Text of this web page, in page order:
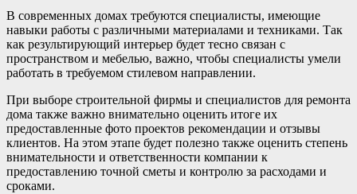
В современных домах требуются специалисты, имеющие
навыки работы с различными материалами и техниками. Так
как результирующий интерьер будет тесно связан с
пространством и мебелью, важно, чтобы специалисты умели
работать в требуемом стилевом направлении.
При выборе строительной фирмы и специалистов для ремонта
дома также важно внимательно оценить итоге их
предоставленные фото проектов рекомендации и отзывы
клиентов. На этом этапе будет полезно также оценить степень
внимательности и ответственности компании к
предоставлению точной сметы и контролю за расходами и
сроками.